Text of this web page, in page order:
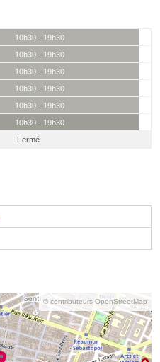
10h30 - 19h30
10h30 - 19h30
10h30 - 19h30
10h30 - 19h30
10h30 - 19h30
10h30 - 19h30
Fermé
© contributeurs OpenStreetMap